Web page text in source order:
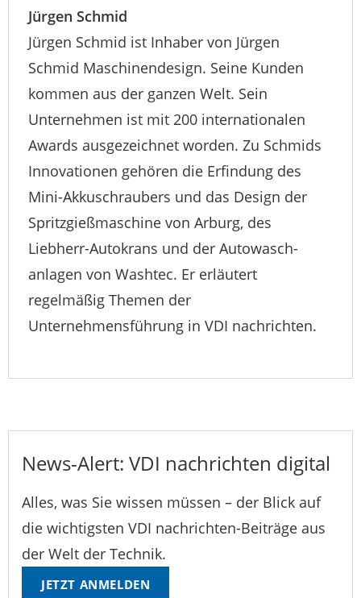
Jürgen Schmid
Jürgen Schmid ist Inhaber von Jürgen
Schmid Maschinendesign. Seine Kunden
kommen aus der ganzen Welt. Sein
Unternehmen ist mit 200 internationalen
Awards ausgezeichnet worden. Zu Schmids
Innovationen gehören die Erfindung des
Mini-Akkuschraubers und das Design der
Spritzgießmaschine von Arburg, des
Liebherr-Autokrans und der Autowasch­
anlagen von Washtec. Er erläutert
regelmäßig Themen der
Unternehmensführung in VDI nachrichten.
News-Alert: VDI nachrichten digital
Alles, was Sie wissen müssen – der Blick auf
die wichtigsten VDI nachrichten-Beiträge aus
der Welt der Technik.
JETZT ANMELDEN